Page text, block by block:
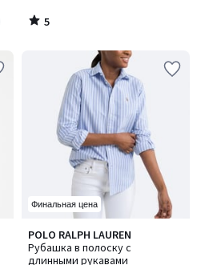
5
/
Финальная цена
POLO RALPH LAUREN
Рубашка в полоску с
длинными рукавами
4,4
/ 5